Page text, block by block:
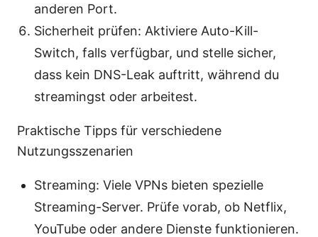
anderen Port.
Sicherheit prüfen: Aktiviere Auto-Kill-
Switch, falls verfügbar, und stelle sicher,
dass kein DNS-Leak auftritt, während du
streamingst oder arbeitest.
Praktische Tipps für verschiedene
Nutzungsszenarien
Streaming: Viele VPNs bieten spezielle
Streaming-Server. Prüfe vorab, ob Netflix,
YouTube oder andere Dienste funktionieren.